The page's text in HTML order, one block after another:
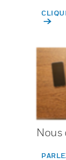
Nous